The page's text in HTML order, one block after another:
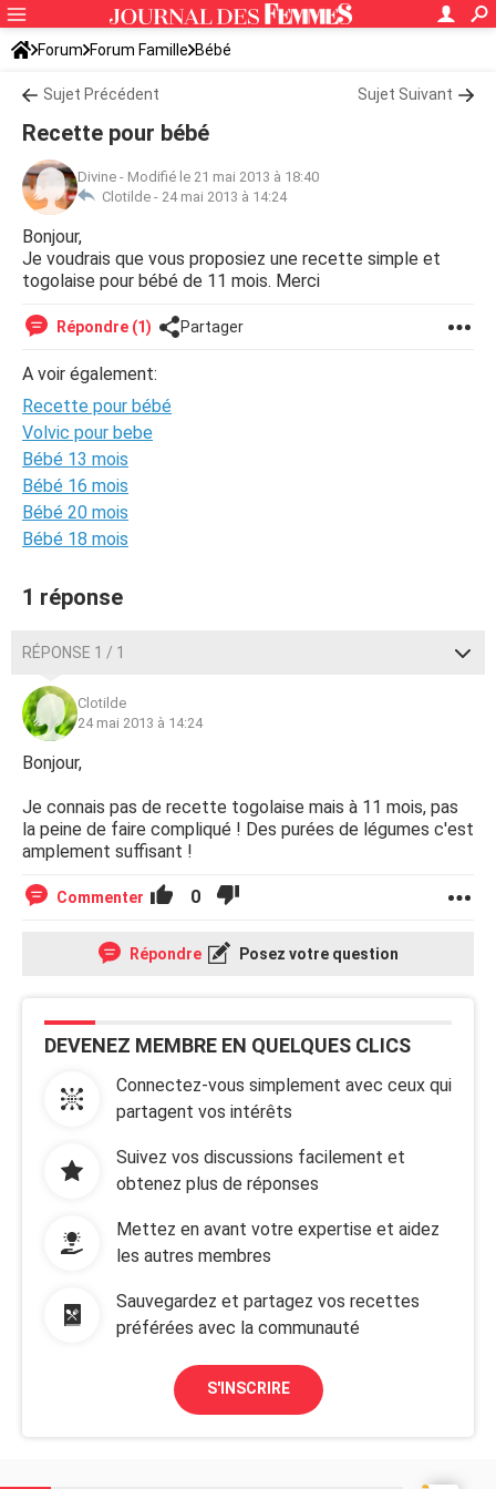
Forum Forum Famille Bébé
Sujet Précédent Sujet Suivant
Recette pour bébé
Divine - Modifié le 21 mai 2013 à 18:40
Clotilde - 24 mai 2013 à 14:24
Bonjour,
Je voudrais que vous proposiez une recette simple et
togolaise pour bébé de 11 mois. Merci
Répondre (1) Partager
A voir également:
Recette pour bébé
Volvic pour bebe
Bébé 13 mois
Bébé 16 mois
Bébé 20 mois
Bébé 18 mois
1 réponse
RÉPONSE 1 / 1
Clotilde
24 mai 2013 à 14:24
Bonjour,
Je connais pas de recette togolaise mais à 11 mois, pas
la peine de faire compliqué ! Des purées de légumes c'est
amplement suffisant !
Commenter 0
Répondre Posez votre question
DEVENEZ MEMBRE EN QUELQUES CLICS
Connectez-vous simplement avec ceux qui
partagent vos intérêts
Suivez vos discussions facilement et
obtenez plus de réponses
Mettez en avant votre expertise et aidez
les autres membres
Sauvegardez et partagez vos recettes
préférées avec la communauté
S'INSCRIRE